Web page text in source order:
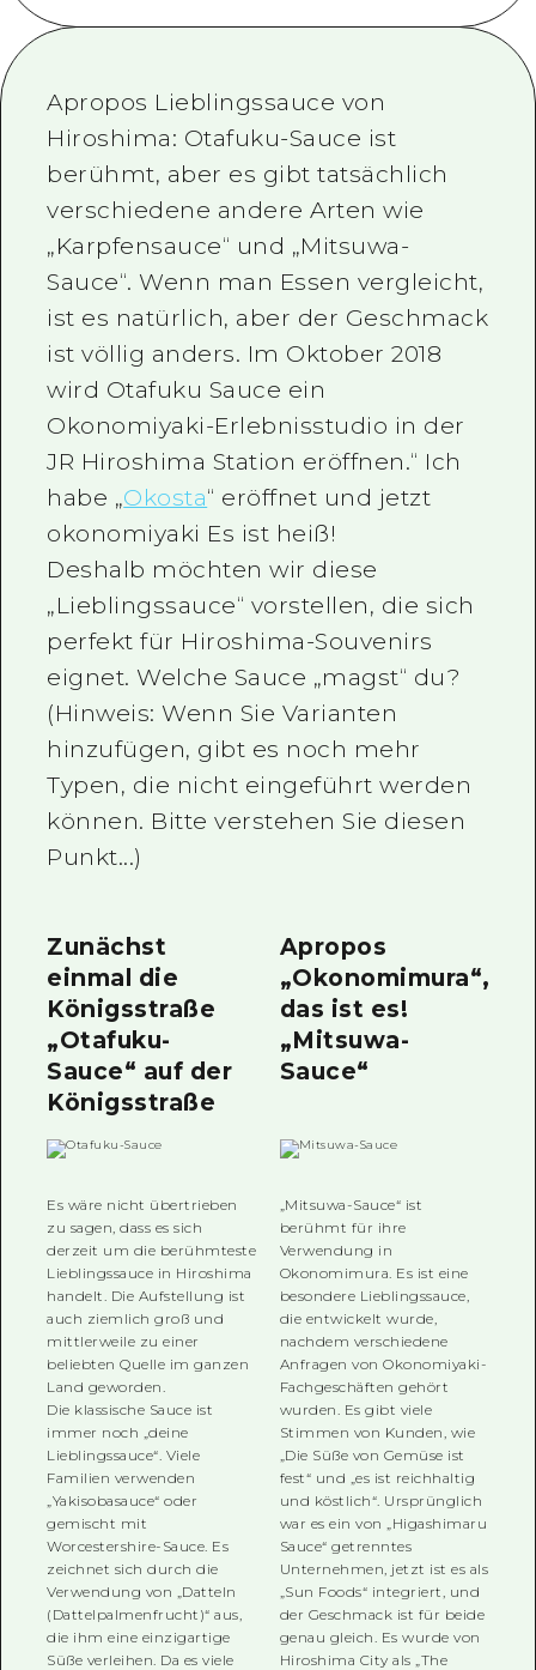
Sport
Nachtleben
Lernen / erleben
Standard
Geschichte / Kultur
Entspannung
Natur
Bingo
Geihoku
Rund um Miyajima
Aki
Bihoku
Geihoku
Rund um Miyajima
Östliches Yamaguchi
Ehime
Shimane
Aufführen
Zugang
Zusammenfassung des
Überlastung der Einrichtung
Preiswerte Ausflugstickets
Gepäckaufbewahrung und
Hiroshima Omotenashi Pass
TRAVELPAL International
Ein freiwilliger Führer
Videos von Hiroshima
FAQs
Foto-Download
Transportinformationen bei
HOME
Nachrichten
Apropos Lieblingssauce von
Hiroshima: Otafuku-Sauce ist
berühmt, aber es gibt tatsächlich
verschiedene andere Arten wie
„Karpfensauce“ und „Mitsuwa-
Sauce“. Wenn man Essen vergleicht,
ist es natürlich, aber der Geschmack
ist völlig anders. Im Oktober 2018
wird Otafuku Sauce ein
Okonomiyaki-Erlebnisstudio in der
JR Hiroshima Station eröffnen.“ Ich
habe „Okosta“ eröffnet und jetzt
okonomiyaki Es ist heiß!
Deshalb möchten wir diese
„Lieblingssauce“ vorstellen, die sich
perfekt für Hiroshima-Souvenirs
eignet. Welche Sauce „magst“ du?
(Hinweis: Wenn Sie Varianten
hinzufügen, gibt es noch mehr
Typen, die nicht eingeführt werden
können. Bitte verstehen Sie diesen
Punkt...)
Zunächst
einmal die
Königsstraße
„Otafuku-
Sauce“ auf der
Königsstraße
Es wäre nicht übertrieben
zu sagen, dass es sich
derzeit um die berühmteste
Lieblingssauce in Hiroshima
handelt. Die Aufstellung ist
auch ziemlich groß und
mittlerweile zu einer
beliebten Quelle im ganzen
Land geworden.
Die klassische Sauce ist
immer noch „deine
Lieblingssauce“. Viele
Familien verwenden
„Yakisobasauce“ oder
gemischt mit
Worcestershire-Sauce. Es
zeichnet sich durch die
Verwendung von „Datteln
(Dattelpalmenfrucht)“ aus,
die ihm eine einzigartige
Süße verleihen. Da es viele
Apropos
„Okonomimura“,
das ist es!
„Mitsuwa-
Sauce“
„Mitsuwa-Sauce“ ist
berühmt für ihre
Verwendung in
Okonomimura. Es ist eine
besondere Lieblingssauce,
die entwickelt wurde,
nachdem verschiedene
Anfragen von Okonomiyaki-
Fachgeschäften gehört
wurden. Es gibt viele
Stimmen von Kunden, wie
„Die Süße von Gemüse ist
fest“ und „es ist reichhaltig
und köstlich“. Ursprünglich
war es ein von „Higashimaru
Sauce“ getrenntes
Unternehmen, jetzt ist es als
„Sun Foods“ integriert, und
der Geschmack ist für beide
genau gleich. Es wurde von
Hiroshima City als „The